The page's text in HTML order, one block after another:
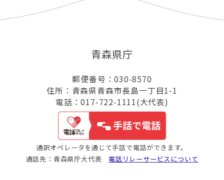
青森県庁
郵便番号：030-8570
住所：青森県青森市長島一丁目1-1
電話：017-722-1111(大代表)
通訳オペレータを通じて手話で電話ができます。
通話先：青森県庁大代表 電話リレーサービスについて